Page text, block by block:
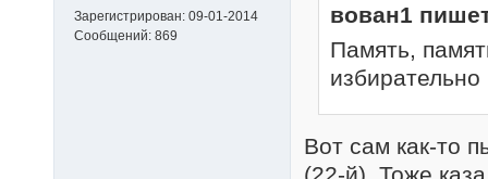
Зарегистрирован: 09-01-2014
Сообщений: 869
вован1
Память,
избирательно
Вот сам как-то